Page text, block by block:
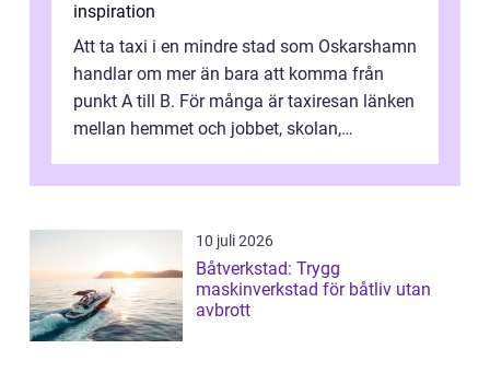
inspiration
Att ta taxi i en mindre stad som Oskarshamn
handlar om mer än bara att komma från
punkt A till B. För många är taxiresan länken
mellan hemmet och jobbet, skolan,
10 juli 2026
Båtverkstad: Trygg
maskinverkstad för båtliv utan
avbrott